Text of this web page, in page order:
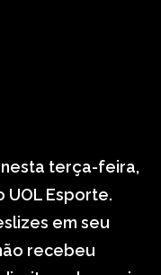
terça-feira,
UOL Esporte.
em seu
recebeu